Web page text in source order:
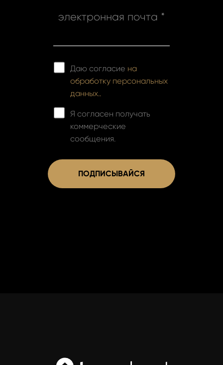
электронная почта *
Даю согласие на
обработку персональных
данных..
Я согласен получать
коммерческие
сообщения.
ПОДПИСЫВАЙСЯ